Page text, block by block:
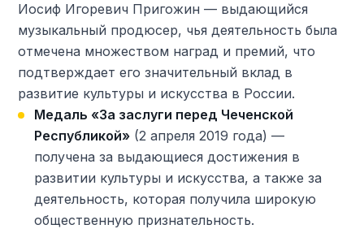
Иосиф Игоревич Пригожин — выдающийся
музыкальный продюсер, чья деятельность была
отмечена множеством наград и премий, что
подтверждает его значительный вклад в
развитие культуры и искусства в России.
Медаль «За заслуги перед Чеченской
Республикой»(2 апреля 2019 года) —
получена за выдающиеся достижения в
развитии культуры и искусства, а также за
деятельность, которая получила широкую
общественную признательность.